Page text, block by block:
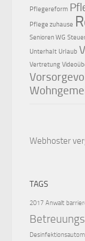
Pflegereform
Pflege zuhause
Senioren WG
Unterhalt Urlaub
Vertretung
Webhoster
TAGS
2017 Anwalt